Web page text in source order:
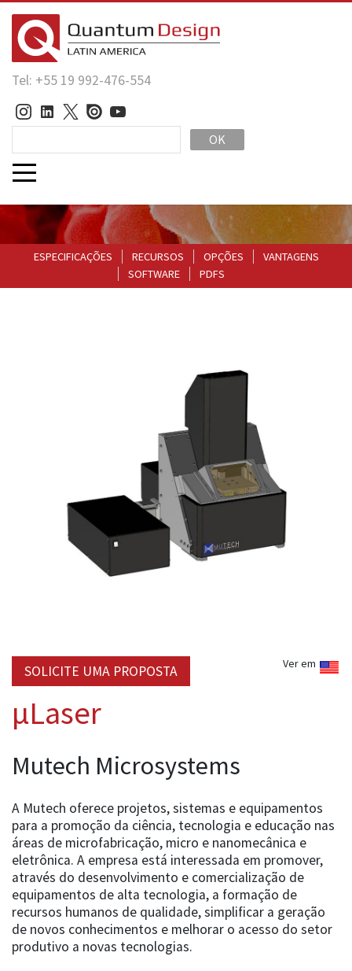
Tel: +55 19 992-476-554
OK
ESPECIFICAÇÕES RECURSOS OPÇÕES
VANTAGENS
SOFTWARE
PDFS
Ver em
SOLICITE UMA PROPOSTA
µLaser
Mutech Microsystems
A Mutech oferece projetos, sistemas e equipamentos
para a promoção da ciência, tecnologia e educação nas
áreas de microfabricação, micro e nanomecânica e
eletrônica. A empresa está interessada em promover,
através do desenvolvimento e comercialização de
equipamentos de alta tecnologia, a formação de
recursos humanos de qualidade, simplificar a geração
de novos conhecimentos e melhorar o acesso do setor
produtivo a novas tecnologias.